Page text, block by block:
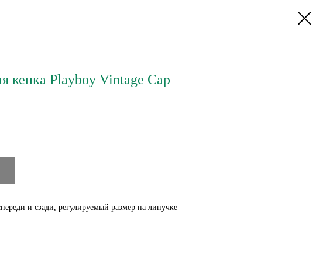
кепка Playboy Vintage Cap
и сзади, регулируемый размер на липучке